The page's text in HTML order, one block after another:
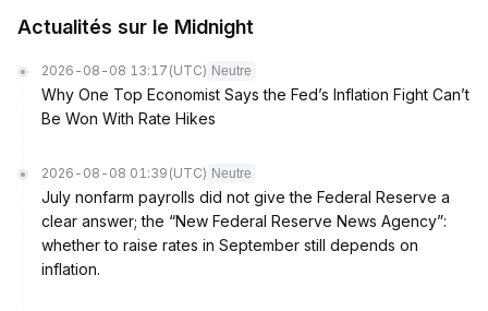
Actualités sur le Midnight
2026-08-08 13:17 (UTC) Neutre
Why One Top Economist Says the Fed’s Inflation Fight Can’t
Be Won With Rate Hikes
2026-08-08 01:39 (UTC) Neutre
July nonfarm payrolls did not give the Federal Reserve a
clear answer; the “New Federal Reserve News Agency”:
whether to raise rates in September still depends on
inflation.